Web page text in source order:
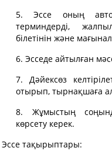
5. Эссе оның
терминдерді,
білетінін және
6. Эсседе айтылған
7. Дәйексөз
отырып, тырнақшаға
8. Жұмыстың
көрсету керек.
Эссе тақырыптары: